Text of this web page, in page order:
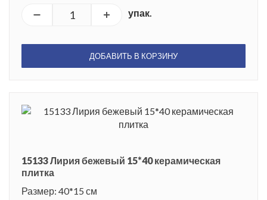
упак.
ДОБАВИТЬ В КОРЗИНУ
15133 Лирия бежевый 15*40 керамическая
плитка
Размер: 40*15 см